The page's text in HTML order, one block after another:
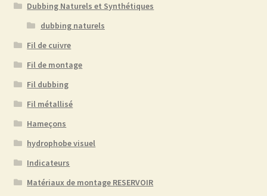
Dubbing Naturels et Synthétiques
dubbing naturels
Fil de cuivre
Fil de montage
Fil dubbing
Fil métallisé
Hameçons
hydrophobe visuel
Indicateurs
Matériaux de montage RESERVOIR